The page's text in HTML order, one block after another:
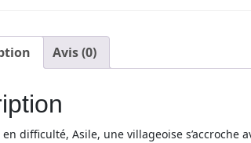
Avis (0)
difficulté, Asile, une villageoise